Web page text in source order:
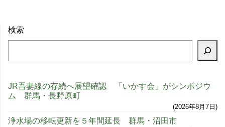
検索
JR吾妻線の存続へ展望確認 「いかす会」がシンポジウ
ム 群馬・長野原町
2026年8月7日
浄水場の移転更新を５年間延長 群馬・沼田市